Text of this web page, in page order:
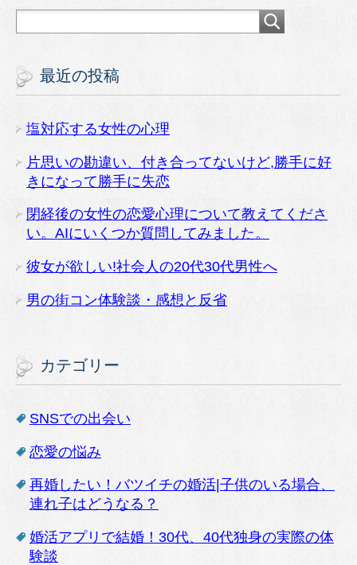
最近の投稿
塩対応する女性の心理
片思いの勘違い、付き合ってないけど,勝手に好
きになって勝手に失恋
閉経後の女性の恋愛心理について教えてくださ
い。AIにいくつか質問してみました。
彼女が欲しい!社会人の20代30代男性へ
男の街コン体験談・感想と反省
カテゴリー
SNSでの出会い
恋愛の悩み
再婚したい！バツイチの婚活|子供のいる場合、
連れ子はどうなる？
婚活アプリで結婚！30代、40代独身の実際の体
験談